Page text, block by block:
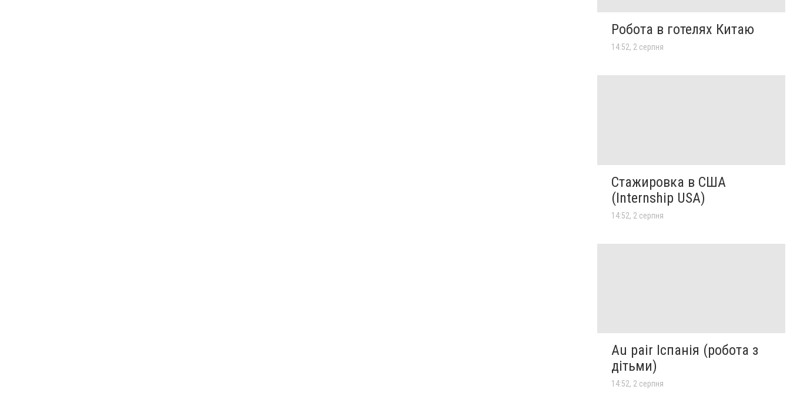
Робота в готелях Китаю
14:52, 2 серпня
Стажировка в США
(Internship USA)
14:52, 2 серпня
Au pair Іспанія (робота з
дітьми)
14:52, 2 серпня